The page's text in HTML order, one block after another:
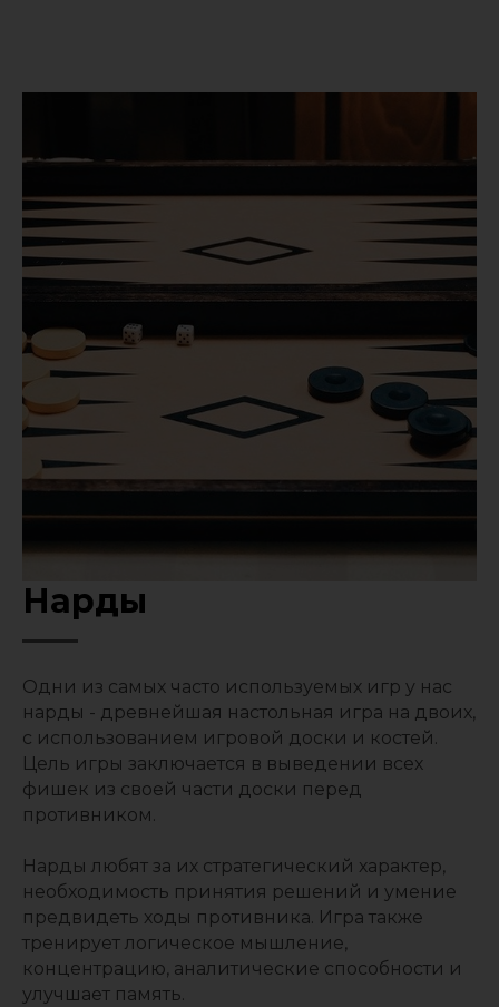
Нарды
Одни из самых часто используемых игр у нас
нарды - древнейшая настольная игра на двоих,
с использованием игровой доски и костей.
Цель игры заключается в выведении всех
фишек из своей части доски перед
противником.
Нарды любят за их стратегический характер,
необходимость принятия решений и умение
предвидеть ходы противника. Игра также
тренирует логическое мышление,
концентрацию, аналитические способности и
улучшает память.